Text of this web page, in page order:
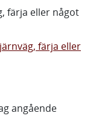
färja eller något
färja eller
angående